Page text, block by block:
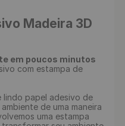
Madeira 3D
em poucos minutos
com estampa de
de uma maneira
uma estampa